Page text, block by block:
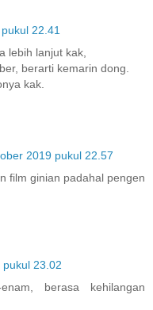
22.41
lebih lanjut kak,
berarti kemarin dong.
kak.
2019 pukul 22.57
film ginian padahal pengen
23.02
berasa kehilangan